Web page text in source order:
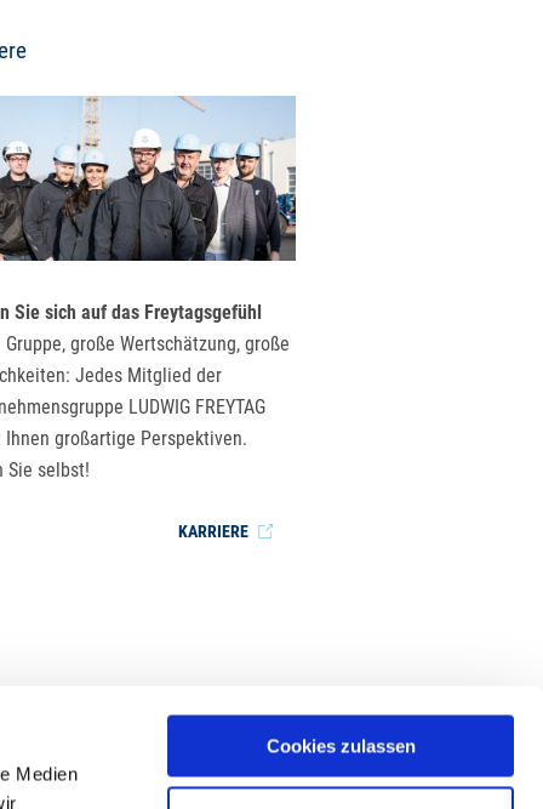
Medien
Cookies zulassen
Sie sich auf das Freytagsgefühl
Gruppe, große Wertschätzung, große
Jedes Mitglied der
LUDWIG FREYTAG
großartige Perspektiven.
Sie selbst!
KARRIERE